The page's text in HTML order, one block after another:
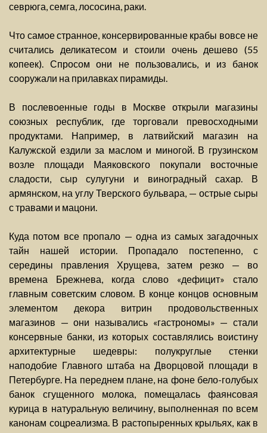
севрюга, семга, лососина, раки.
Что самое странное, консервированные крабы вовсе не
считались деликатесом и стоили очень дешево (55
копеек). Спросом они не пользовались, и из банок
сооружали на прилавках пирамиды.
В послевоенные годы в Москве открыли магазины
союзных республик, где торговали превосходными
продуктами. Например, в латвийский магазин на
Калужской ездили за маслом и миногой. В грузинском
возле площади Маяковского покупали восточные
сладости, сыр сулугуни и виноградный сахар. В
армянском, на углу Тверского бульвара, — острые сыры
с травами и мацони.
Куда потом все пропало — одна из самых загадочных
тайн нашей истории. Пропадало постепенно, с
середины правления Хрущева, затем резко — во
времена Брежнева, когда слово «дефицит» стало
главным советским словом. В конце концов основным
элементом декора витрин продовольственных
магазинов — они назывались «гастрономы» — стали
консервные банки, из которых составлялись воистину
архитектурные шедевры: полукруглые стенки
наподобие Главного штаба на Дворцовой площади в
Петербурге. На переднем плане, на фоне бело-голубых
банок сгущенного молока, помещалась фаянсовая
курица в натуральную величину, выполненная по всем
канонам соцреализма. В растопыренных крыльях, как в